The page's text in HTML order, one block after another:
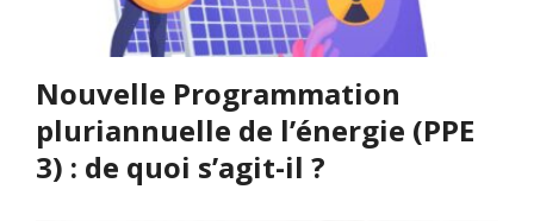
Nouvelle Programmation
pluriannuelle de l’énergie (PPE
3) : de quoi s’agit-il ?